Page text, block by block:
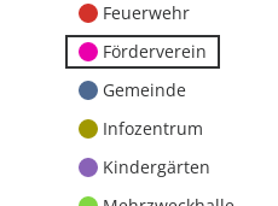
Feuerwehr
Förderverein
Gemeinde
Infozentrum
Kindergärten